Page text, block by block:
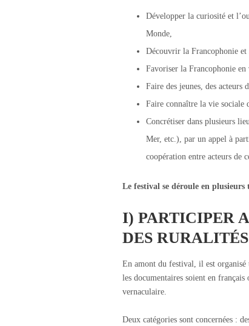
Développer la curiosité et
Monde,
Découvrir la Francophonie et
Favoriser la Francophonie
Faire des jeunes, des acteurs
Faire connaître la vie sociale
Concrétiser dans plusieurs
Mer, etc.), par un appel à
coopération entre acteurs de
Le festival se déroule en plusieurs
I) PARTICIPER
DES RURALITÉS
En amont du festival, il est organisé
les documentaires soient en français
vernaculaire.
Deux catégories sont concernées :